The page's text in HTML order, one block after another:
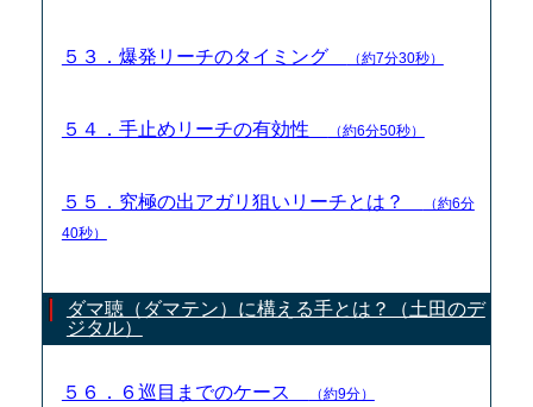
５３．爆発リーチのタイミング （約7分30秒）
５４．手止めリーチの有効性 （約6分50秒）
５５．究極の出アガリ狙いリーチとは？
（約6分
40秒）
ダマ聴（ダマテン）に構える手とは？（土田のデ
ジタル）
５６．６巡目までのケース （約9分）